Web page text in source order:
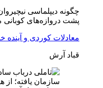
چگونه دیپلماسی
پشت دروازەهای
معادلات کوردی و آینده
قباد آرش